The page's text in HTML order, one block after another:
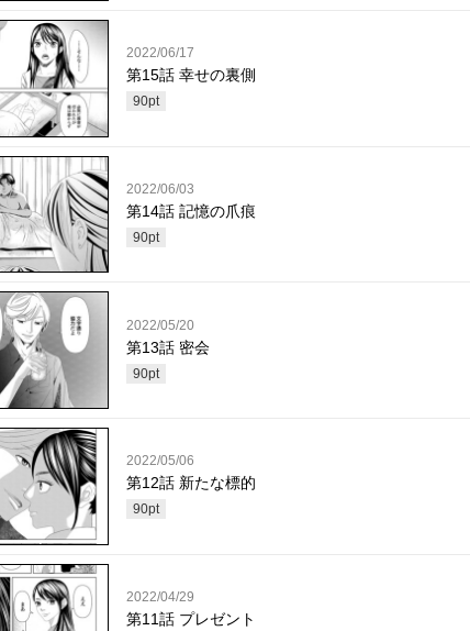
2022/06/17
第15話 幸せの裏側
90pt
2022/06/03
第14話 記憶の爪痕
90pt
2022/05/20
第13話 密会
90pt
2022/05/06
第12話 新たな標的
90pt
2022/04/29
第11話 プレゼント